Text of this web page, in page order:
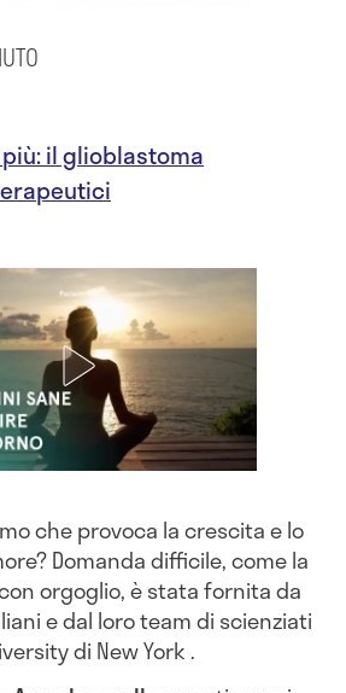
il glioblastoma
che provoca la crescita e lo
Domanda difficile, come la
orgoglio, è stata fornita da
e dal loro team di scienziati
di New York .